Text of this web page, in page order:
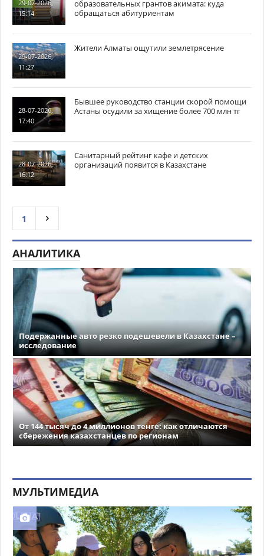
29-07-2026,
15:14
образовательных грантов акимата: куда
обращаться абитуриентам
29-07-2026,
11:27
Жители Алматы ощутили землетрясение
28-07-2026,
17:40
Бывшее руководство станции скорой помощи
Астаны осудили за хищение более 700 млн тг
28-07-2026,
16:12
Санитарный рейтинг кафе и детских
организаций появится в Казахстане
1
АНАЛИТИКА
Подержанные авто резко подешевели в Казахстане –
исследование
От 144 тысяч до 4 миллионов тенге: как отличаются
сбережения казахстанцев по регионам
МУЛЬТИМЕДИА